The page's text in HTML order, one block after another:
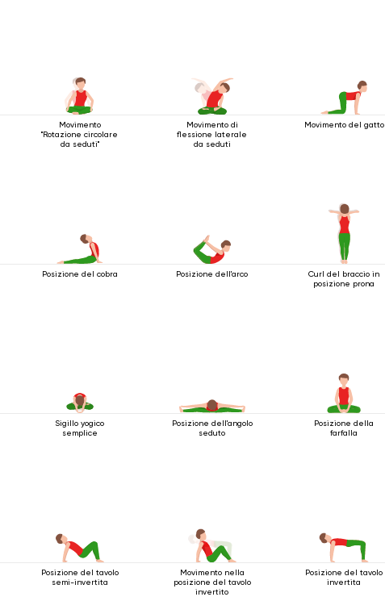
Movimento
"Rotazione circolare
da seduti"
Movimento di
flessione laterale
da seduti
Movimento del gatto
Posizione del cobra Posizione dell'arco
Curl del braccio in
posizione prona
Sigillo yogico
semplice
Posizione dell'angolo
seduto
Posizione della
farfalla
Posizione del tavolo
semi-invertita
Movimento nella
posizione del tavolo
invertito
Posizione del tavolo
invertita